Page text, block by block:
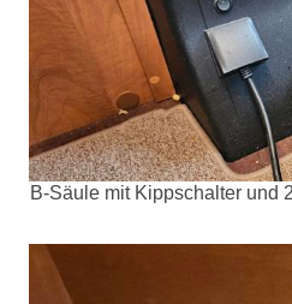
B-Säule mit Kippschalter und